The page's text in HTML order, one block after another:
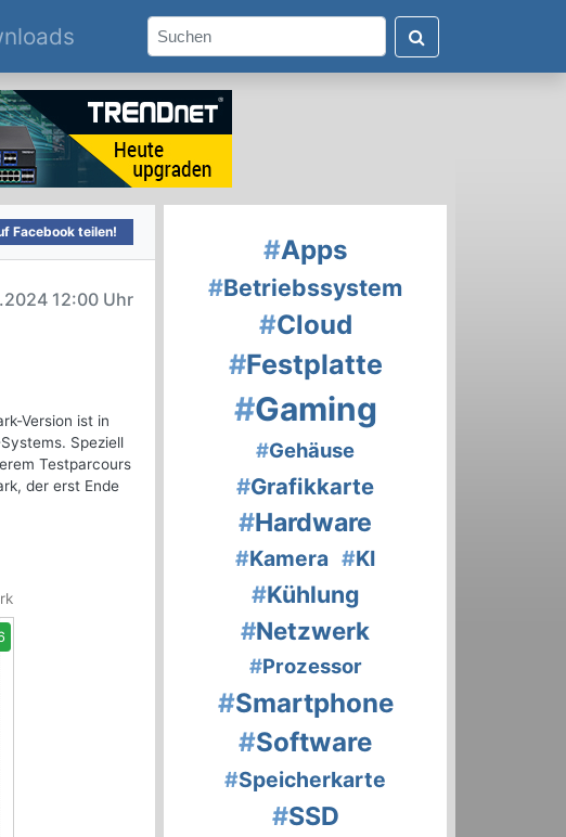
Facebook teilen!
12:00 Uhr
Version ist in
Speziell
Testparcours
der erst Ende
#Apps
#Betriebssystem
#Cloud
#Festplatte
#Gaming
#Gehäuse
#Grafikkarte
#Hardware
#Kamera #KI
#Kühlung
#Netzwerk
#Prozessor
#Smartphone
#Software
#Speicherkarte
#SSD